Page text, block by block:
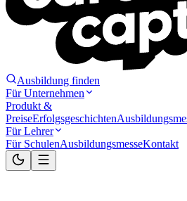
Ausbildung finden
Für Unternehmen
Produkt &
PreiseErfolgsgeschichten
Für Lehrer
Für SchulenAusbildungsmesseKontakt